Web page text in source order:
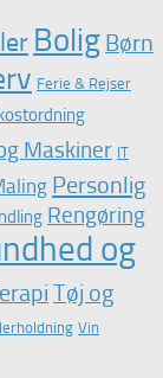
Bolig Børn
Ferie & Rejser
Maskiner IT
Personlig
Rengøring
og
Tøj og
Vin